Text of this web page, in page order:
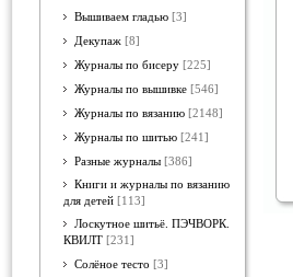
Вышиваем гладью [3]
Декупаж [8]
Журналы по бисеру [225]
Журналы по вышивке [546]
Журналы по вязанию [2148]
Журналы по шитью [241]
Разные журналы [386]
Книги и журналы по вязанию
для детей [113]
Лоскутное шитьё. ПЭЧВОРК.
КВИЛТ [231]
Солёное тесто [3]